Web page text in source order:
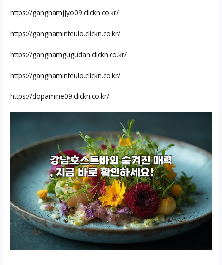
https://gangnamjjyo09.clickn.co.kr/
https://gangnaminteulo.clickn.co.kr/
https://gangnamgugudan.clickn.co.kr/
https://gangnaminteulo.clickn.co.kr/
https://dopamine09.clickn.co.kr/